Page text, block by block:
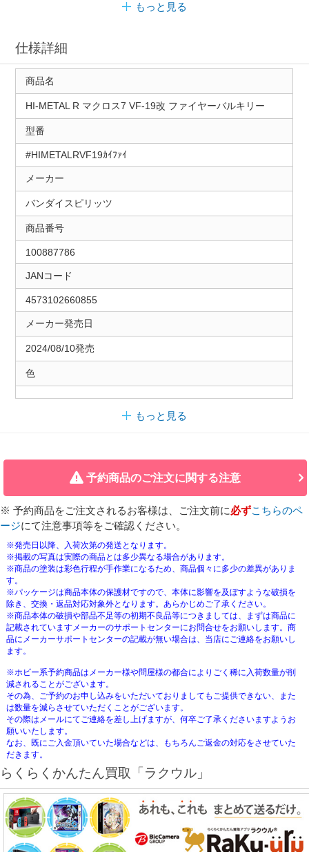
もっと見る
仕様詳細
商品名
HI-METAL R マクロス7 VF-19改 ファイヤーバルキリー
型番
#HIMETALRVF19ｶｲﾌｧｲ
メーカー
バンダイスピリッツ
商品番号
100887786
JANコード
4573102660855
メーカー発売日
2024/08/10発売
色
もっと見る
予約商品のご注文に関する注意
※ 予約商品をご注文されるお客様は、ご注文前に必ずこちらのペ
ージにて注意事項等をご確認ください。
※発売日以降、入荷次第の発送となります。
※掲載の写真は実際の商品とは多少異なる場合があります。
※商品の塗装は彩色行程が手作業になるため、商品個々に多少の差異がありま
す。
※パッケージは商品本体の保護材ですので、本体に影響を及ぼすような破損を
除き、交換・返品対応対象外となります。あらかじめご了承ください。
※商品本体の破損や部品不足等の初期不良品等につきましては、まずは商品に
記載されていますメーカーのサポートセンターにお問合せをお願いします。商
品にメーカーサポートセンターの記載が無い場合は、当店にご連絡をお願いし
ます。
※ホビー系予約商品はメーカー様や問屋様の都合によりごく稀に入荷数量が削
減されることがございます。
その為、ご予約のお申し込みをいただいておりましてもご提供できない、また
は数量を減らさせていただくことがございます。
その際はメールにてご連絡を差し上げますが、何卒ご了承くださいますようお
願いいたします。
なお、既にご入金頂いていた場合などは、もちろんご返金の対応をさせていた
だきます。
らくらくかんたん買取「ラクウル」